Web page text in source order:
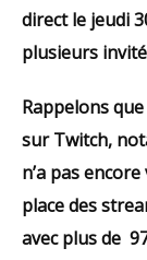
direct le jeudi
plusieurs
Rappelons
sur Twitch,
n’a pas
place des
avec plus de